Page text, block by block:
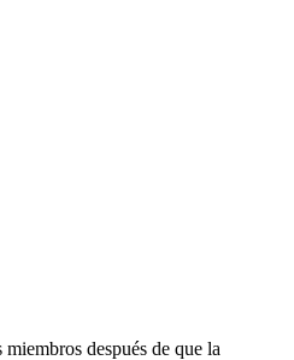
después de que la